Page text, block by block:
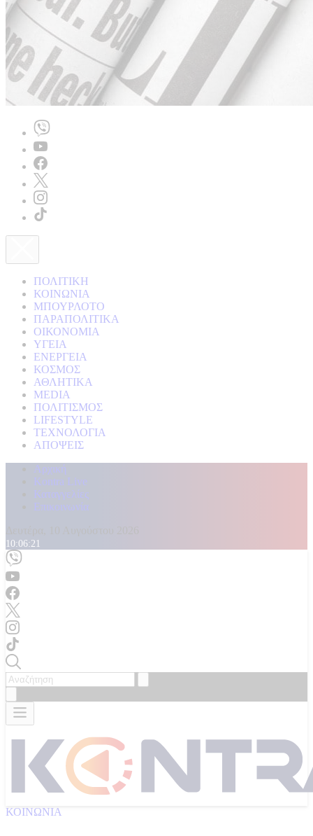
ΠΟΛΙΤΙΚΗ
ΚΟΙΝΩΝΙΑ
ΜΠΟΥΡΛΟΤΟ
ΠΑΡΑΠΟΛΙΤΙΚΑ
ΟΙΚΟΝΟΜΙΑ
ΥΓΕΙΑ
ΕΝΕΡΓΕΙΑ
ΚΟΣΜΟΣ
ΑΘΛΗΤΙΚΑ
MEDIA
ΠΟΛΙΤΙΣΜΟΣ
LIFESTYLE
ΤΕΧΝΟΛΟΓΙΑ
ΑΠΟΨΕΙΣ
Αρχική
Kontra Live
Καταγγελίες
Επικοινωνία
10:06:23
ΚΟΙΝΩΝΙΑ